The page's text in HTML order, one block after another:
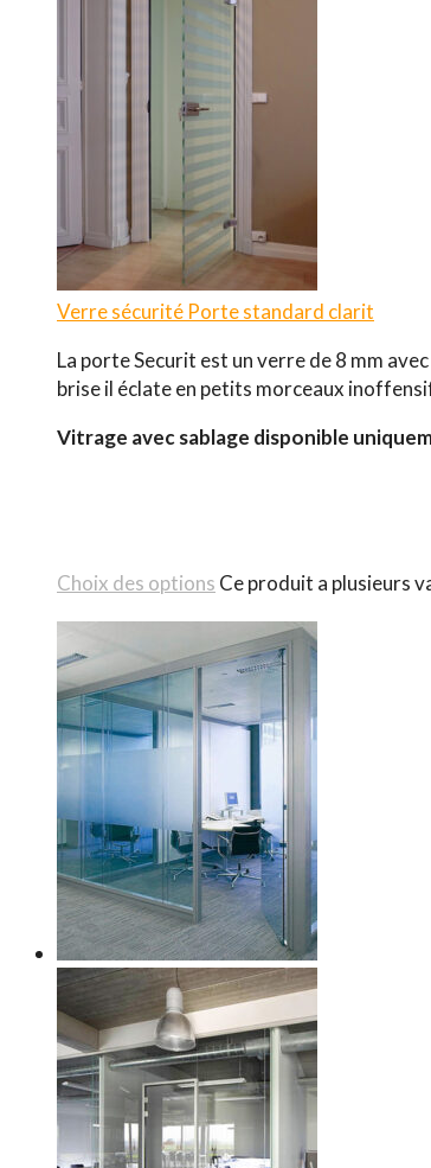
Verre sécurité Porte standard clarit
La porte Securit est un verre de 8 mm
brise il éclate en petits morceaux
Vitrage avec sablage disponible
Choix des options Ce produit a plusieurs